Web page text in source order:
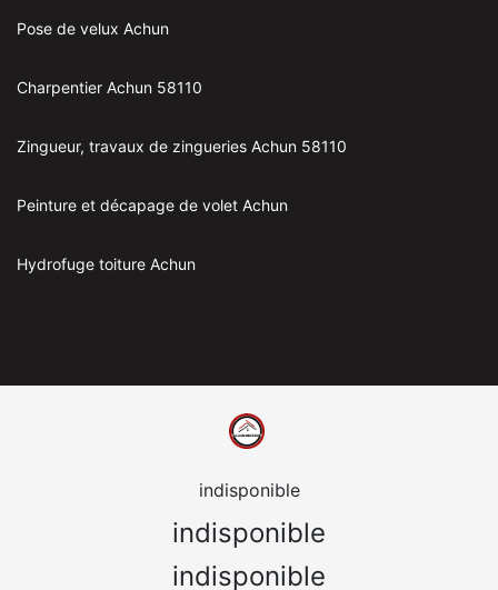
Pose de velux Achun
Charpentier Achun 58110
Zingueur, travaux de zingueries Achun 58110
Peinture et décapage de volet Achun
Hydrofuge toiture Achun
indisponible
indisponible
indisponible